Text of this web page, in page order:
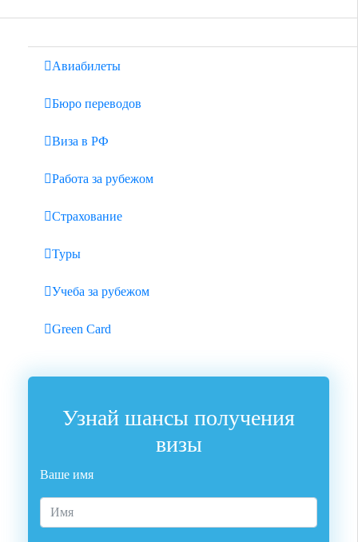
Авиабилеты
Бюро переводов
Виза в РФ
Работа за рубежом
Страхование
Туры
Учеба за рубежом
Green Card
Узнай шансы получения
визы
Ваше имя